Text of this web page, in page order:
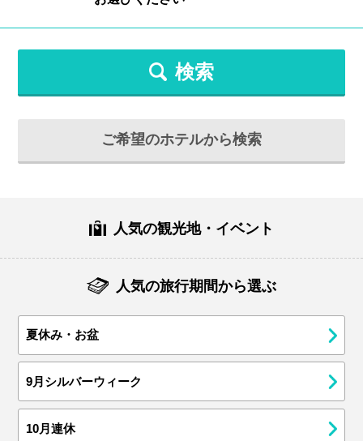
検索
ご希望のホテルから検索
人気の観光地・イベント
人気の旅行期間から選ぶ
夏休み・お盆
9月シルバーウィーク
10月連休